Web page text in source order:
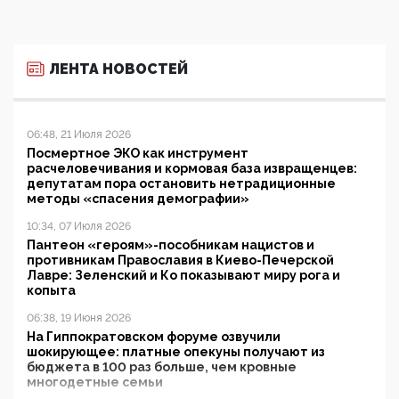
ЛЕНТА НОВОСТЕЙ
06:48, 21 Июля 2026
Посмертное ЭКО как инструмент
расчеловечивания и кормовая база извращенцев:
депутатам пора остановить нетрадиционные
методы «спасения демографии»
10:34, 07 Июля 2026
Пантеон «героям»-пособникам нацистов и
противникам Православия в Киево-Печерской
Лавре: Зеленский и Ко показывают миру рога и
копыта
06:38, 19 Июня 2026
На Гиппократовском форуме озвучили
шокирующее: платные опекуны получают из
бюджета в 100 раз больше, чем кровные
многодетные семьи